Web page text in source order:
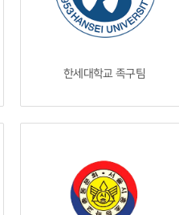
한세대학교 족구팀